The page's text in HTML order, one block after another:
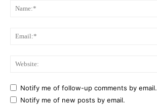
Notify me of follow-up comments by email.
Notify me of new posts by email.